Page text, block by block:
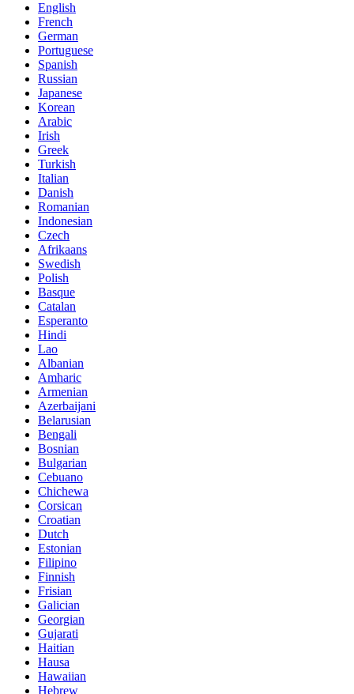
English
French
German
Portuguese
Spanish
Russian
Japanese
Korean
Arabic
Irish
Greek
Turkish
Italian
Danish
Romanian
Indonesian
Czech
Afrikaans
Swedish
Polish
Basque
Catalan
Esperanto
Hindi
Lao
Albanian
Amharic
Armenian
Azerbaijani
Belarusian
Bengali
Bosnian
Bulgarian
Cebuano
Chichewa
Corsican
Croatian
Dutch
Estonian
Filipino
Finnish
Frisian
Galician
Georgian
Gujarati
Haitian
Hausa
Hawaiian
Hebrew